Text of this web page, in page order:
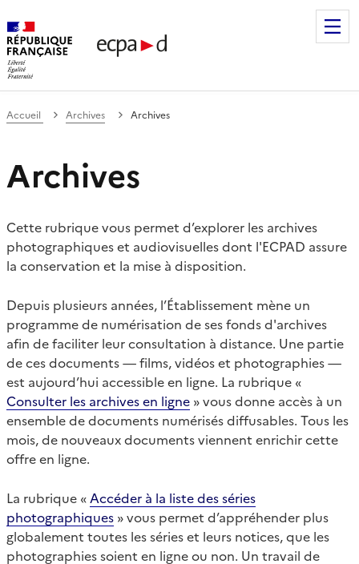
de communication et de production
Accueil Archives Archives
Archives
Cette rubrique vous permet d’explorer les archives
photographiques et audiovisuelles dont l'ECPAD assure
la conservation et la mise à disposition.
Depuis plusieurs années, l’Établissement mène un
programme de numérisation de ses fonds d'archives
afin de faciliter leur consultation à distance. Une partie
de ces documents — films, vidéos et photographies —
est aujourd’hui accessible en ligne. La rubrique «
Consulter les archives en ligne » vous donne accès à un
ensemble de documents numérisés diffusables. Tous les
mois, de nouveaux documents viennent enrichir cette
offre en ligne.
La rubrique « Accéder à la liste des séries
photographiques » vous permet d’appréhender plus
globalement toutes les séries et leurs notices, que les
photographies soient en ligne ou non. Un travail de